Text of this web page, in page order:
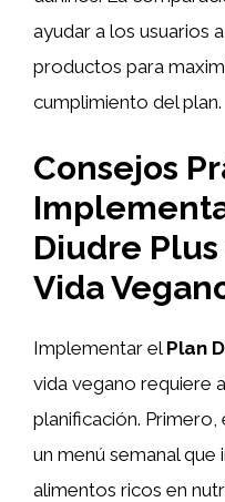
ayudar a los usuarios
productos para
cumplimiento del plan.
Consejos
Diudre
Vida
Implementar el Plan
vida vegano requiere
planificación.
un menú semanal que
alimentos ricos en